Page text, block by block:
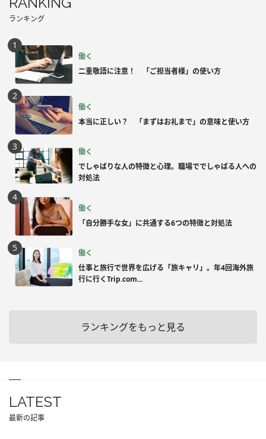
ランキング
働く
二重敬語に注意！ 「ご担当者様」の使い方
働く
本当に正しい？ 「まずはお礼まで」の意味と使い方
働く
でしゃばりな人の特徴と心理。職場ででしゃばる人への
対処法
働く
「自分勝手な女」に共通する6つの特徴と対処法
働く
仕事と旅行で世界を広げる「旅キャリ」。年4回海外旅
行に行くTrip.com...
ランキングをもっと見る
LATEST
最新の記事